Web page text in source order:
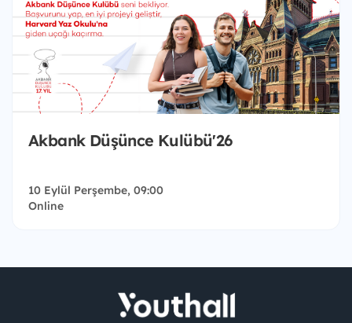
Akbank Düşünce Kulübü'26
10 Eylül Perşembe, 09:00
Online